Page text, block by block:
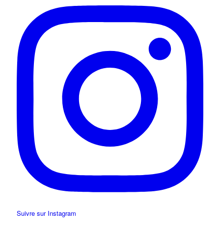
Suivre sur Instagram